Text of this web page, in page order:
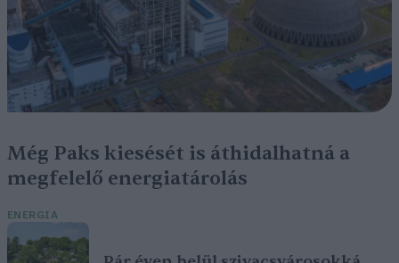
Még Paks kiesését is áthidalhatná a
megfelelő energiatárolás
ENERGIA